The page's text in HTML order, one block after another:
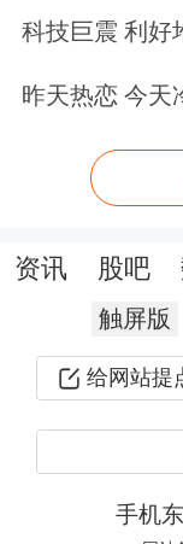
费品及时退
的电子商务
大处罚力度
维护市场
·工信部13
离子电池
锂电池行业
科技巨震 利好
昨天热恋 今天
资讯 股吧
触屏版
给网站提
手机